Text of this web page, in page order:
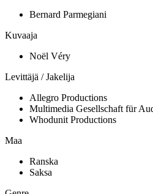
Bernard Parmegiani
Kuvaaja
Noël Véry
Levittäjä / Jakelija
Allegro Productions
Multimedia Gesellschaft für
Whodunit Productions
Maa
Ranska
Saksa